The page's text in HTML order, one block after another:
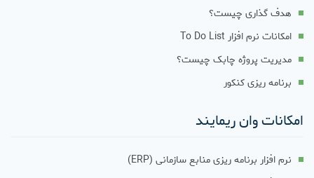
هدف گذاری چیست؟
امکانات نرم افزار To Do List
مدیریت پروژه چابک چیست؟
برنامه ریزی کنکور
امکانات وان ریمایند
نرم افزار برنامه ریزی منابع سازمانی (ERP)